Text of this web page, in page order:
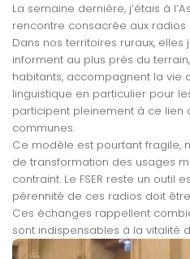
La semaine dernière, j’étais à
rencontre consacrée aux
Dans nos territoires ruraux,
informent au plus près du
habitants, accompagnent la vie
linguistique en particulier pour
participent pleinement à ce lien
communes.
Ce modèle est pourtant fragile,
de transformation des usages
contraint. Le FSER reste un outil
pérennité de ces radios doit
Ces échanges rappellent
sont indispensables à la vitalité